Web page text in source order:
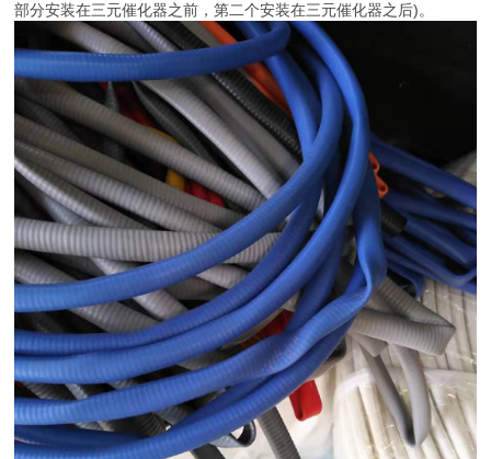
三元催化转化器减少排气污染的发动机中不可缺少的部件。因为电喷
发动机是电脑调节的，氧传感器给电脑提供数据，电脑相应调整油气
混合比，达到燃烧效果。目的是为了更好的调控排放，使排放达标的
同时节约燃料。
汽车氧传感器是电喷发动机调节系统中的关键反馈传感器，是调节汽
车尾气排放、减少汽车对环境污染、提高汽车发动机燃油燃烧质量的
关键部件。氧传感器都安装在发动机排气管上。安装在排气管中(大
部分安装在三元催化器之前，第二个安装在三元催化器之后)。